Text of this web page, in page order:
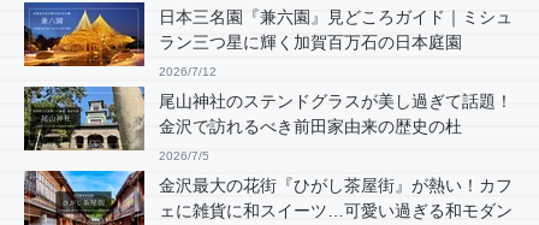
日本三名園『兼六園』見どころガイド｜ミシュ
ラン三つ星に輝く加賀百万石の日本庭園
2026/7/12
尾山神社のステンドグラスが美し過ぎて話題！
金沢で訪れるべき前田家由来の歴史の杜
2026/7/5
金沢最大の花街『ひがし茶屋街』が熱い！カフ
ェに雑貨に和スイーツ…可愛い過ぎる和モダン